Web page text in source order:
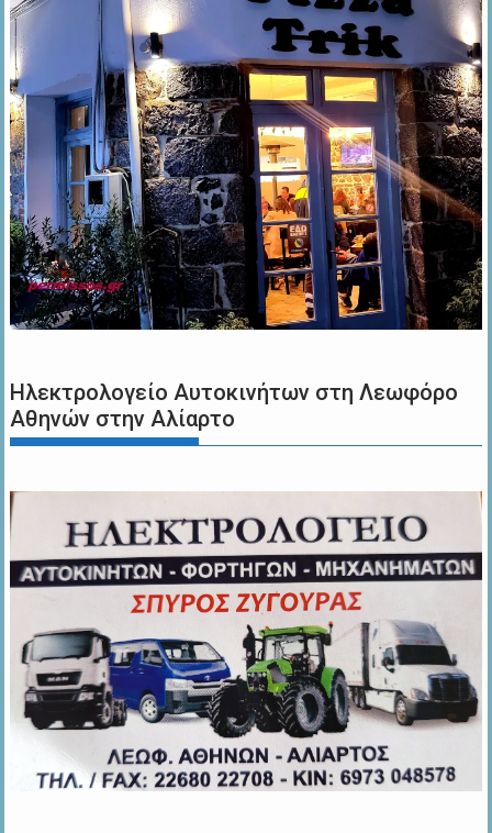
Ηλεκτρολογείο Αυτοκινήτων στη Λεωφόρο
Αθηνών στην Αλίαρτο